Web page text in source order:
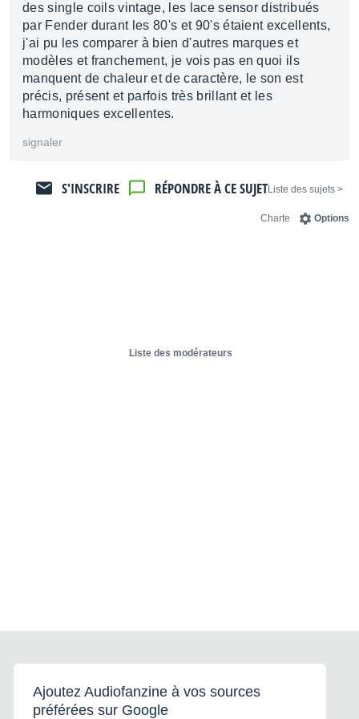
des single coils vintage, les lace sensor distribués
par Fender durant les 80's et 90's étaient excellents,
j'ai pu les comparer à bien d'autres marques et
modèles et franchement, je vois pas en quoi ils
manquent de chaleur et de caractère, le son est
précis, présent et parfois très brillant et les
harmoniques excellentes.
signaler
< Liste des sujets
RÉPONDRE À CE SUJET
S'INSCRIRE
Options
Charte
Liste des modérateurs
Ajoutez Audiofanzine à vos sources
préférées sur Google